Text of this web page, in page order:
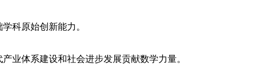
科原始创新能力。
体系建设和社会进步发展贡献数学力量。